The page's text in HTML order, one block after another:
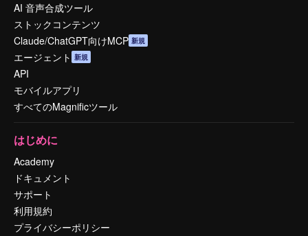
AI 音声合成ツール
ストックコンテンツ
Claude/ChatGPT向けMCP 新規
エージェント 新規
API
モバイルアプリ
すべてのMagnificツール
はじめに
Academy
ドキュメント
サポート
利用規約
プライバシーポリシー